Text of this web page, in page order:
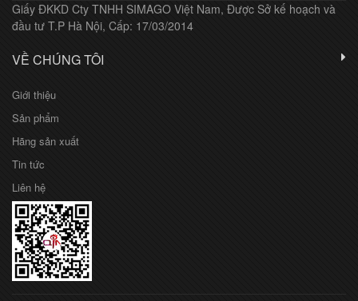
Giấy ĐKKD Cty TNHH SIMAGO Việt Nam, Được Sở kế hoạch và
đầu tư T.P Hà Nội, Cấp: 17/03/2014
VỀ CHÚNG TÔI
Giới thiệu
Sản phẩm
Hãng sản xuất
Tin tức
Liên hệ